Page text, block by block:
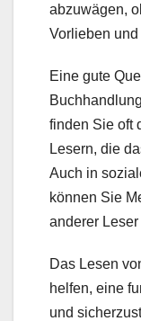
abzuwägen,
Vorlieben
Eine gute
finden Sie oft
Lesern, die
Auch in
können Sie
anderer Leser
Das Lesen
helfen, eine
und